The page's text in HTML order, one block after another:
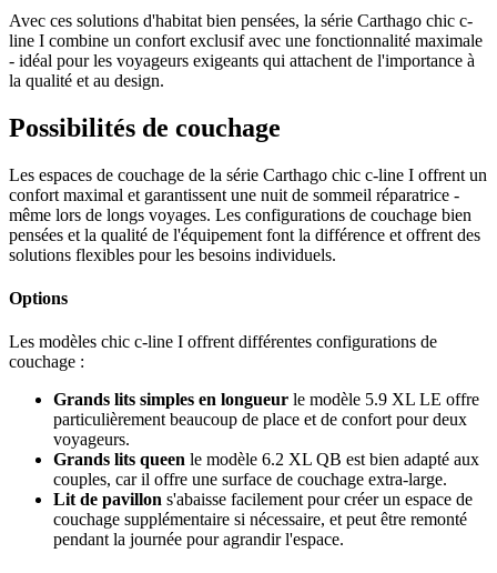
Avec ces solutions d'habitat bien pensées, la série Carthago chic c-
line I combine un confort exclusif avec une fonctionnalité maximale
- idéal pour les voyageurs exigeants qui attachent de l'importance à
la qualité et au design.
Possibilités de couchage
Les espaces de couchage de la série Carthago chic c-line I offrent un
confort maximal et garantissent une nuit de sommeil réparatrice -
même lors de longs voyages. Les configurations de couchage bien
pensées et la qualité de l'équipement font la différence et offrent des
solutions flexibles pour les besoins individuels.
Options
Les modèles chic c-line I offrent différentes configurations de
couchage :
Grands lits simples en longueur le modèle 5.9 XL LE offre
particulièrement beaucoup de place et de confort pour deux
voyageurs.
Grands lits queen le modèle 6.2 XL QB est bien adapté aux
couples, car il offre une surface de couchage extra-large.
Lit de pavillon s'abaisse facilement pour créer un espace de
couchage supplémentaire si nécessaire, et peut être remonté
pendant la journée pour agrandir l'espace.